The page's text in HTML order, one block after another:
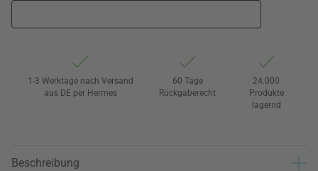
1-3 Werktage nach Versand
aus DE per Hermes
60 Tage
Rückgaberecht
24.000
Produkte
lagernd
Beschreibung